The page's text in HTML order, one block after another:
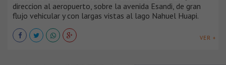
direccion al aeropuerto, sobre la avenida Esandi, de gran
flujo vehicular y con largas vistas al lago Nahuel Huapi.
VER +